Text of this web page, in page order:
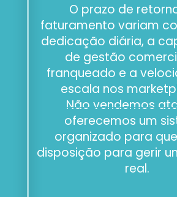
O prazo de
faturamento variam
dedicação diária, a
de gestão
franqueado e a
escala nos
Não vendemos
oferecemos um
organizado para
disposição para gerir
real.